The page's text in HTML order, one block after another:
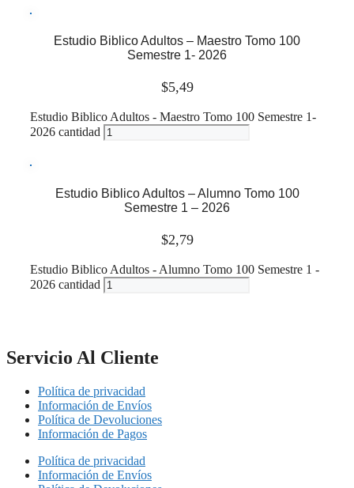
Estudio Biblico Adultos – Maestro Tomo 100
Semestre 1- 2026
$5,49
Estudio Biblico Adultos - Maestro Tomo 100 Semestre 1-
2026 cantidad
Estudio Biblico Adultos – Alumno Tomo 100
Semestre 1 – 2026
$2,79
Estudio Biblico Adultos - Alumno Tomo 100 Semestre 1 -
2026 cantidad
Servicio Al Cliente
Política de privacidad
Información de Envíos
Política de Devoluciones
Información de Pagos
Política de privacidad
Información de Envíos